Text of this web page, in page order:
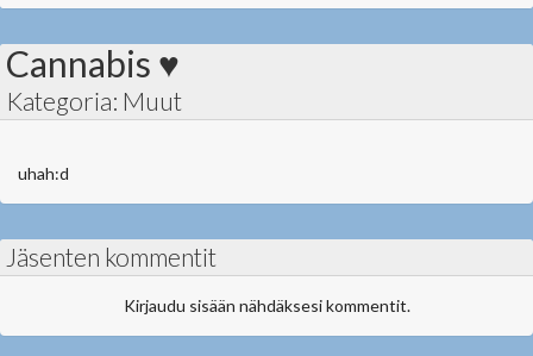
Cannabis ♥
Kategoria: Muut
uhah:d
Jäsenten kommentit
Kirjaudu sisään nähdäksesi kommentit.